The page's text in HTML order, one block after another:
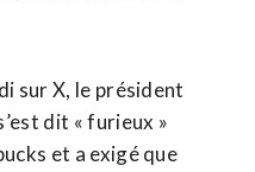
sur X, le président
dit « furieux »
et a exigé que